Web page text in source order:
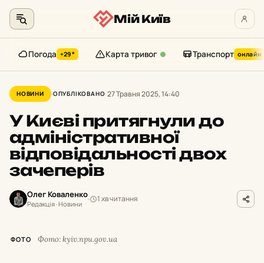
до
контенту
Мій Київ
Погода +29° Карта тривог Транспорт онлайн
НОВИНИ ОПУБЛІКОВАНО 27 Травня 2025, 14:40
У Києві притягнули до
адміністративної
відповідальності двох
зачеперів
Олег Коваленко
Редакція · Новини
1 хв читання
ФОТО Фото: kyiv.npu.gov.ua